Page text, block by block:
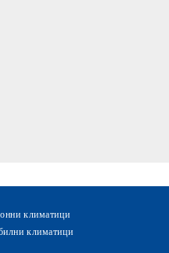
климатици
климатици